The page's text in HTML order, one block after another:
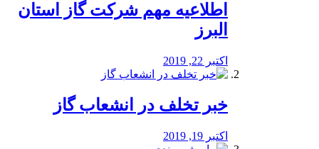
️اطلاعیه مهم شرکت گاز استان
البرز
اکتبر 22, 2019
خبر تخلف در انشعاب گاز
اکتبر 19, 2019